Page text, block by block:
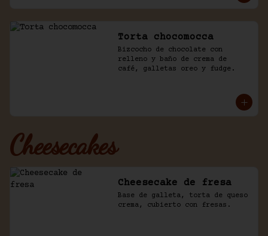
Torta chocomocca
Bizcocho de chocolate con
relleno y baño de crema de
café, galletas oreo y fudge.
Cheesecakes
Cheesecake de fresa
Base de galleta, torta de queso
crema, cubierto con fresas.